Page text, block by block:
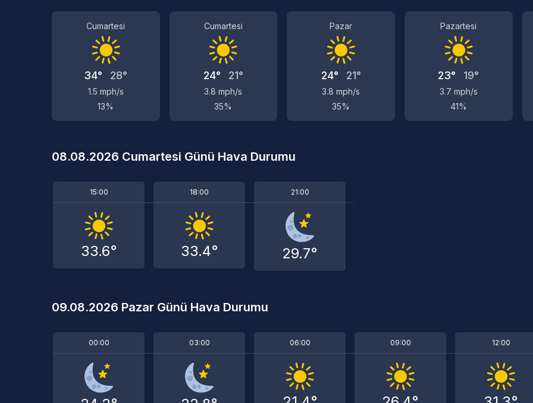
Cumartesi
34° 28°
1.5 mph/s
13%
Cumartesi
24° 21°
3.8 mph/s
35%
Pazar
24° 21°
3.8 mph/s
35%
Pazartesi
23° 19°
3.7 mph/s
41%
08.08.2026 Cumartesi Günü Hava Durumu
15:00
33.6°
18:00
33.4°
21:00
29.7°
09.08.2026 Pazar Günü Hava Durumu
00:00 03:00 06:00 09:00 12:00